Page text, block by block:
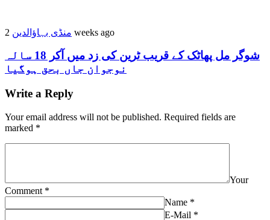
منڈی بہاؤالدین 2 weeks ago
شوگر مل پھاٹک کے قریب ٹرین کی زد میں آکر 18 سالہ
نوجوان جاں بحق ہوگیا
Write a Reply
Your email address will not be published. Required fields are
marked *
Your
Comment *
Name *
E-Mail *